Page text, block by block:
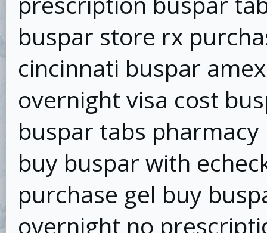
buspar store rx
cincinnati buspar
overnight visa cost
buspar tabs
buy buspar with
purchase gel buy
overnight no